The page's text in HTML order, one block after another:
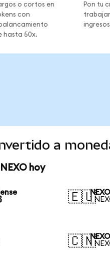
o cortos en
con
hasta 50x.
Pon tu
a
hoy
🇪🇺
1
🇨🇳
1